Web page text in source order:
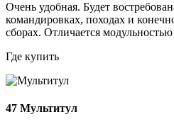
Очень удобная. Будет
командировках, походах и
сборах. Отличается
Где купить
47 Мультитул